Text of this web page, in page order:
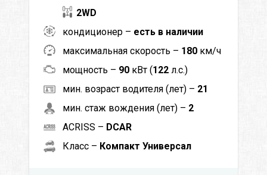
2WD
кондиционер – есть в наличии
максимальная скорость – 180 км/ч
мощность – 90 кВт (122 л.с.)
мин. возраст водителя (лет) – 21
мин. стаж вождения (лет) – 2
ACRISS – DCAR
Класс – Компакт Универсал